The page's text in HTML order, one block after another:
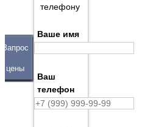
Запрос
цены
телефону
Ваше имя
Ваш
телефон